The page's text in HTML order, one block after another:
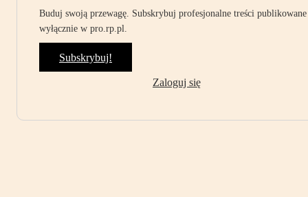
Buduj swoją przewagę. Subskrybuj profesjonalne treści publikowane
wyłącznie w pro.rp.pl.
Subskrybuj!
Zaloguj się